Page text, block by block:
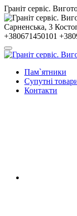
Гранiт сервiс.
Сарненська, 3
+380671450101
Пам`ятники
Супутні
Контакти